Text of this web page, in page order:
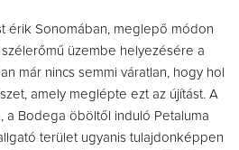
érik Sonomában, meglepő módon
üzembe helyezésére a
már nincs semmi váratlan, hogy hol
amely meglépte ezt az újítást. A
a Bodega öböltől induló Petaluma
terület ugyanis tulajdonképpen